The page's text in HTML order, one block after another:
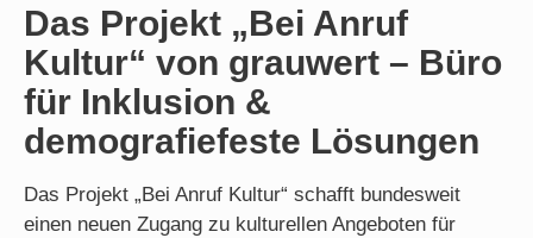
Das Projekt „Bei Anruf
Kultur“ von grauwert – Büro
für Inklusion &
demografiefeste Lösungen
Das Projekt „Bei Anruf Kultur“ schafft bundesweit
einen neuen Zugang zu kulturellen Angeboten für